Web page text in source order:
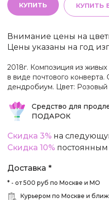
КУПИТЬ КУПИТЬ
Внимание цены на
Цены указаны на год
2018г. Композиция из
в виде почтового конверта.
дендробиум. Цвет: Розовый
Средство для
ПОДАРОК
Скидка 3% на
Скидка 10%
Доставка *
* - от 500 руб по Москве и МО
Курьером по Москве и